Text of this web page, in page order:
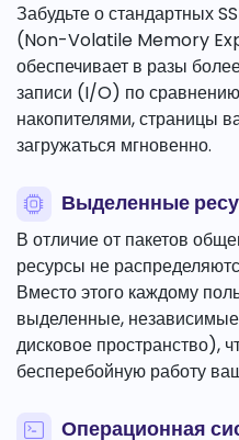
Забудьте о стандартных
(Non-Volatile Memory
обеспечивает в разы
записи (I/O) по
накопителями, страницы
загружаться мгновенно.
Выделенные
В отличие от пакетов
ресурсы не
Вместо этого каждому
выделенные,
дисковое пространство),
бесперебойную работу
Операционная